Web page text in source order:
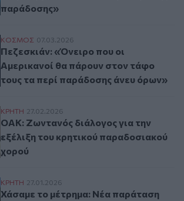
παράδοσης»
Πεζεσκιάν: «Όνειρο που οι Αμερικανοί
ΚΟΣΜΟΣ 07.03.2026
Πεζεσκιάν: «Όνειρο που οι
Αμερικανοί θα πάρουν στον τάφο
τους τα περί παράδοσης άνευ όρων»
ΟΑΚ: Ζωντανός διάλογος για την
ΚΡΗΤΗ 27.02.2026
ΟΑΚ: Ζωντανός διάλογος για την
εξέλιξη του κρητικού παραδοσιακού
χορού
Χάσαμε το μέτρημα: Νέα παράταση στα
ΚΡΗΤΗ 27.01.2026
Χάσαμε το μέτρημα: Νέα παράταση